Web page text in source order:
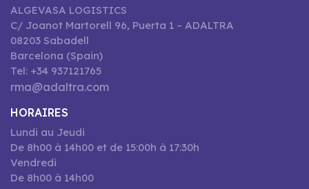
ALGEVASA LOGISTICS
C/ Joanot Martorell 96, Puerta 1 – ADALTRA
08203 Sabadell
Barcelona (Spain)
Tel: +34 937121765
rma@adaltra.com
HORAIRES
Lundi au Jeudi
De 8h00 à 14h00 et de 15:00h à 17:30h
Vendredi
De 8h00 à 14h00